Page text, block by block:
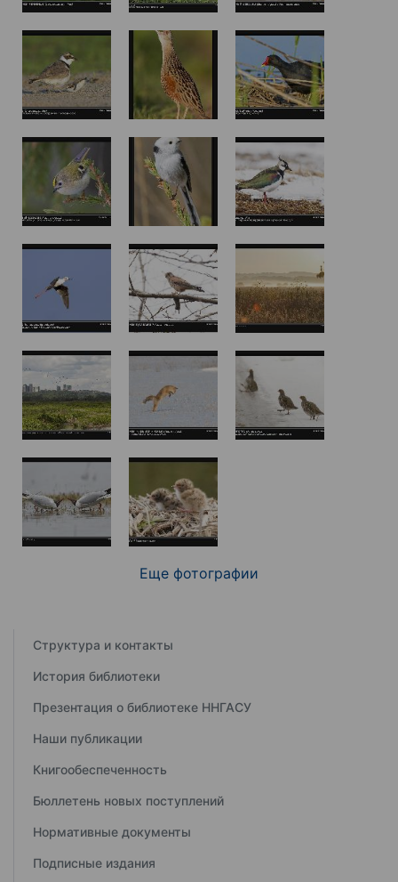
Еще фотографии
Структура и контакты
История библиотеки
Презентация о библиотеке ННГАСУ
Наши публикации
Книгообеспеченность
Бюллетень новых поступлений
Нормативные документы
Подписные издания